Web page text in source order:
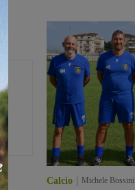
Calcio Michele Bossini